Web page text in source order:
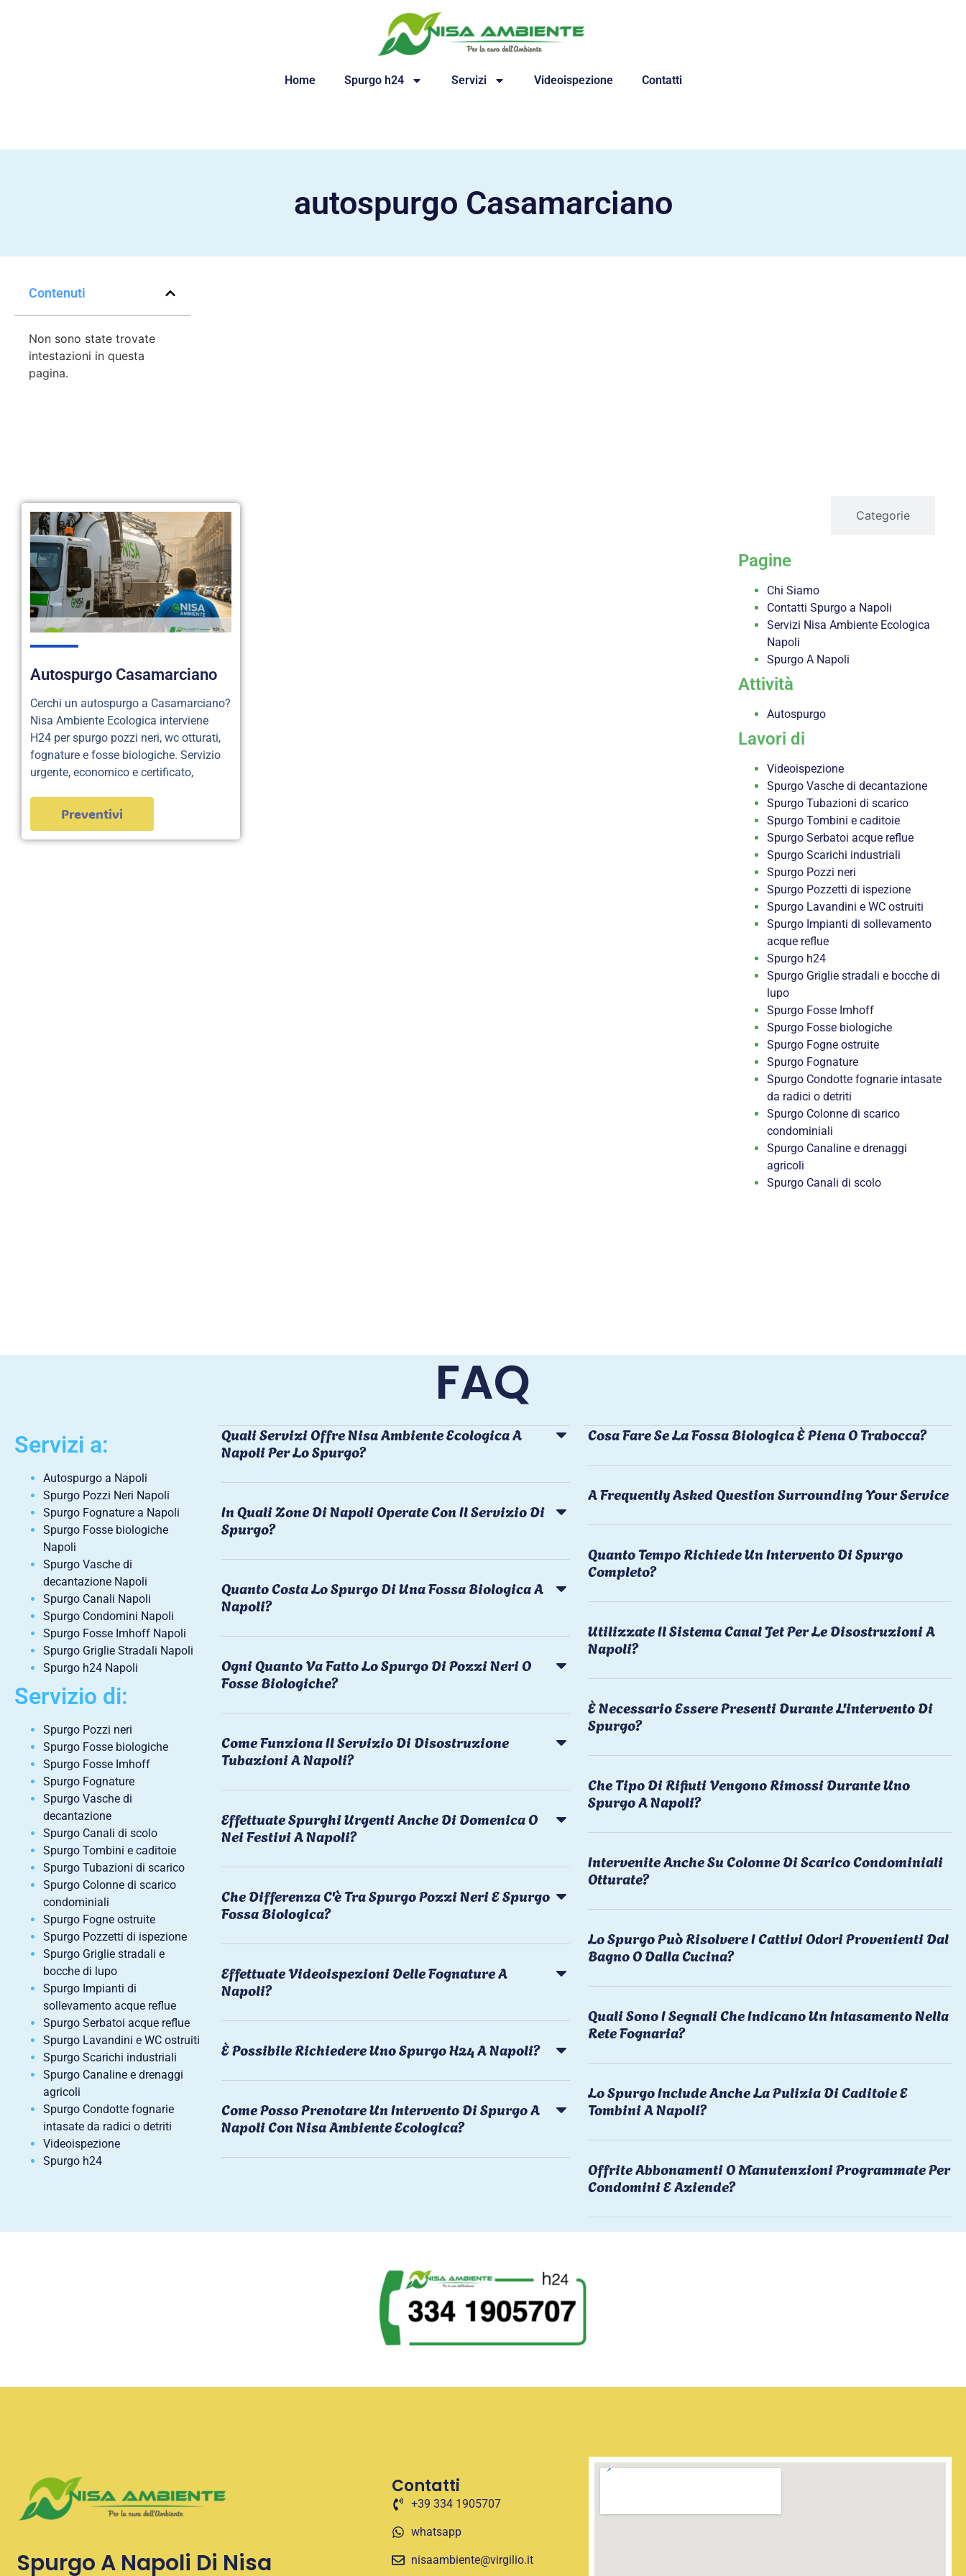
Home Spurgo h24 Servizi Videoispezione Contatti
autospurgo Casamarciano
Contenuti
Non sono state trovate
intestazioni in questa
pagina.
Autospurgo Casamarciano
Cerchi un autospurgo a Casamarciano?
Nisa Ambiente Ecologica interviene
H24 per spurgo pozzi neri, wc otturati,
fognature e fosse biologiche. Servizio
urgente, economico e certificato,
Preventivi
Categorie
Pagine
Chi Siamo
Contatti Spurgo a Napoli
Servizi Nisa Ambiente Ecologica
Napoli
Spurgo A Napoli
Attività
Autospurgo
Lavori di
Videoispezione
Spurgo Vasche di decantazione
Spurgo Tubazioni di scarico
Spurgo Tombini e caditoie
Spurgo Serbatoi acque reflue
Spurgo Scarichi industriali
Spurgo Pozzi neri
Spurgo Pozzetti di ispezione
Spurgo Lavandini e WC ostruiti
Spurgo Impianti di sollevamento
acque reflue
Spurgo h24
Spurgo Griglie stradali e bocche di
lupo
Spurgo Fosse Imhoff
Spurgo Fosse biologiche
Spurgo Fogne ostruite
Spurgo Fognature
Spurgo Condotte fognarie intasate
da radici o detriti
Spurgo Colonne di scarico
condominiali
Spurgo Canaline e drenaggi
agricoli
Spurgo Canali di scolo
FAQ
Servizi a:
Autospurgo a Napoli
Spurgo Pozzi Neri Napoli
Spurgo Fognature a Napoli
Spurgo Fosse biologiche
Napoli
Spurgo Vasche di
decantazione Napoli
Spurgo Canali Napoli
Spurgo Condomini Napoli
Spurgo Fosse Imhoff Napoli
Spurgo Griglie Stradali Napoli
Spurgo h24 Napoli
Servizio di:
Spurgo Pozzi neri
Spurgo Fosse biologiche
Spurgo Fosse Imhoff
Spurgo Fognature
Spurgo Vasche di
decantazione
Spurgo Canali di scolo
Spurgo Tombini e caditoie
Spurgo Tubazioni di scarico
Spurgo Colonne di scarico
condominiali
Spurgo Fogne ostruite
Spurgo Pozzetti di ispezione
Spurgo Griglie stradali e
bocche di lupo
Spurgo Impianti di
sollevamento acque reflue
Spurgo Serbatoi acque reflue
Spurgo Lavandini e WC ostruiti
Spurgo Scarichi industriali
Spurgo Canaline e drenaggi
agricoli
Spurgo Condotte fognarie
intasate da radici o detriti
Videoispezione
Spurgo h24
Quali Servizi Offre Nisa Ambiente Ecologica A
Napoli Per Lo Spurgo?
In Quali Zone Di Napoli Operate Con Il Servizio Di
Spurgo?
Quanto Costa Lo Spurgo Di Una Fossa Biologica A
Napoli?
Ogni Quanto Va Fatto Lo Spurgo Di Pozzi Neri O
Fosse Biologiche?
Come Funziona Il Servizio Di Disostruzione
Tubazioni A Napoli?
Effettuate Spurghi Urgenti Anche Di Domenica O
Nei Festivi A Napoli?
Che Differenza C'è Tra Spurgo Pozzi Neri E Spurgo
Fossa Biologica?
Effettuate Videoispezioni Delle Fognature A
Napoli?
È Possibile Richiedere Uno Spurgo H24 A Napoli?
Come Posso Prenotare Un Intervento Di Spurgo A
Napoli Con Nisa Ambiente Ecologica?
Cosa Fare Se La Fossa Biologica È Piena O Trabocca?
A Frequently Asked Question Surrounding Your Service
Quanto Tempo Richiede Un Intervento Di Spurgo
Completo?
Utilizzate Il Sistema Canal Jet Per Le Disostruzioni A
Napoli?
È Necessario Essere Presenti Durante L'intervento Di
Spurgo?
Che Tipo Di Rifiuti Vengono Rimossi Durante Uno
Spurgo A Napoli?
Intervenite Anche Su Colonne Di Scarico Condominiali
Otturate?
Lo Spurgo Può Risolvere I Cattivi Odori Provenienti Dal
Bagno O Dalla Cucina?
Quali Sono I Segnali Che Indicano Un Intasamento Nella
Rete Fognaria?
Lo Spurgo Include Anche La Pulizia Di Caditoie E
Tombini A Napoli?
Offrite Abbonamenti O Manutenzioni Programmate Per
Condomini E Aziende?
Spurgo A Napoli Di Nisa
Contatti
+39 334 1905707
whatsapp
nisaambiente@virgilio.it